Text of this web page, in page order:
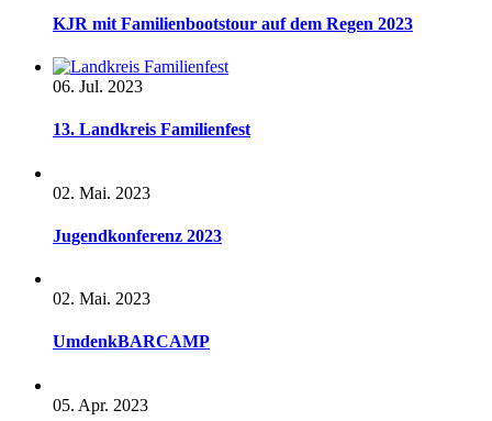
KJR mit Familienbootstour auf dem Regen 2023
06. Jul. 2023
13. Landkreis Familienfest
02. Mai. 2023
Jugendkonferenz 2023
02. Mai. 2023
UmdenkBARCAMP
05. Apr. 2023